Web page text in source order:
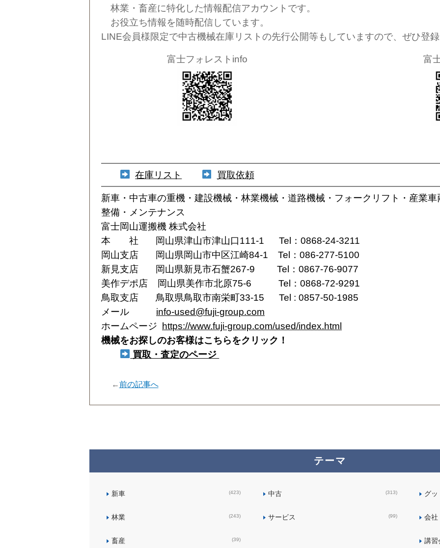
林業・畜産に特化した情報配信アカウントです。
お役立ち情報を随時配信しています。
LINE会員様限定で中古機械在庫リストの先行公開等もしていますので、ぜひ登
富士フォレストinfo 富
在庫リスト 買取依頼
新車・中古車の重機・建設機械・林業機械・道路機械・フォークリフト・産業
整備・メンテナンス
富士岡山運搬機 株式会社
本 社 岡山県津山市津山口111-1 Tel：0868-24-3211
岡山支店 岡山県岡山市中区江崎84-1 Tel：086-277-5100
新見支店 岡山県新見市石蟹267-9 Tel：0867-76-9077
美作デポ店 岡山県美作市北原75-6 Tel：0868-72-9291
鳥取支店 鳥取県鳥取市南栄町33-15 Tel : 0857-50-1985
メール info-used@fuji-group.com
ホームページ https://www.fuji-group.com/used/index.html
機械をお探しのお客様はこちらをクリック！
買取・査定のページ
←前の記事へ
テーマ
新車 (423) 中古 (313) グッ
林業 (243) サービス (99) 会社
畜産 (39) 講習